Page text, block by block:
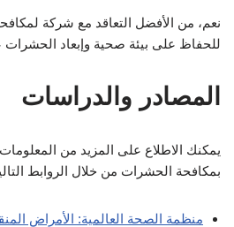
نعم، من الأفضل التعاقد مع شركة
للحفاظ على بيئة صحية وإبعاد الحشرات
المصادر والدراسات
يمكنك الاطلاع على المزيد من
بمكافحة الحشرات من خلال الروابط
منظمة الصحة العالمية: الأمراض